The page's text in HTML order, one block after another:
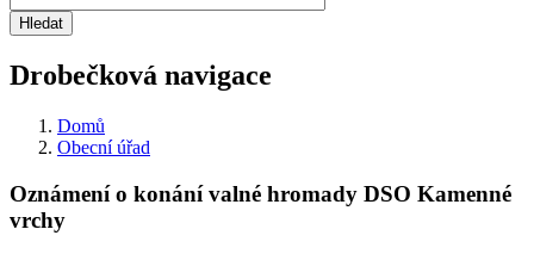
Drobečková navigace
Domů
Obecní úřad
Oznámení o konání valné hromady DSO Kamenné
vrchy